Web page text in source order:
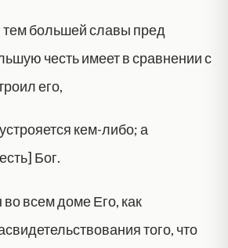
большей славы пред
честь имеет в сравнении с
его,
кем-либо; а
Бог.
всем доме Его, как
того, что